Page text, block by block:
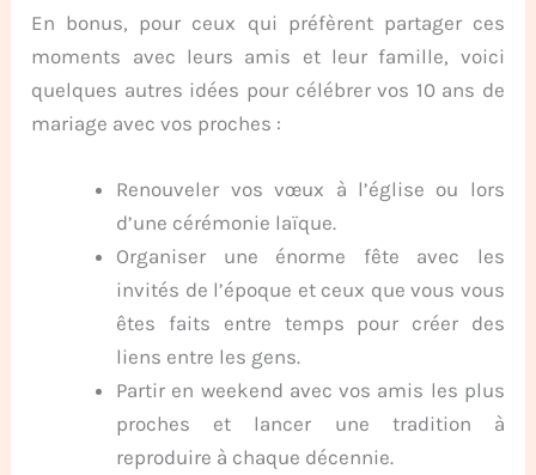
En bonus, pour ceux qui préfèrent partager ces
moments avec leurs amis et leur famille, voici
quelques autres idées pour célébrer vos 10 ans de
mariage avec vos proches :
Renouveler vos vœux à l’église ou lors
d’une cérémonie laïque.
Organiser une énorme fête avec les
invités de l’époque et ceux que vous vous
êtes faits entre temps pour créer des
liens entre les gens.
Partir en weekend avec vos amis les plus
proches et lancer une tradition à
reproduire à chaque décennie.